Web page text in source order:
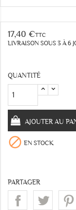
17,40 €TTC
LIVRAISON SOUS 3 À 6
QUANTITÉ
AJOUTER AU
 EN STOCK
PARTAGER